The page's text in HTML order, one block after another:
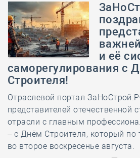
и её
саморегулирования с
Строителя!
Отраслевой портал
представителей отечественной
отрасли с главным
– с Днём Строителя, который по
во второе воскресенье августа.